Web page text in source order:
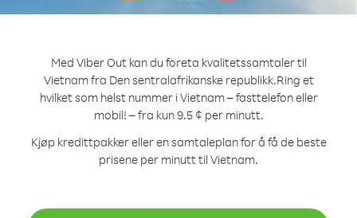
Med Viber Out kan du foreta kvalitetssamtaler til
Vietnam fra Den sentralafrikanske republikk.Ring et
hvilket som helst nummer i Vietnam – fasttelefon eller
mobil! – fra kun 9.5 ¢ per minutt.
Kjøp kredittpakker eller en samtaleplan for å få de beste
prisene per minutt til Vietnam.